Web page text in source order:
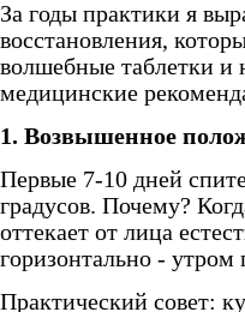
За годы практики я
восстановления,
волшебные таблетки и
медицинские
1. Возвышенное
Первые 7-10 дней
градусов. Почему?
оттекает от лица
горизонтально -
Практический совет: